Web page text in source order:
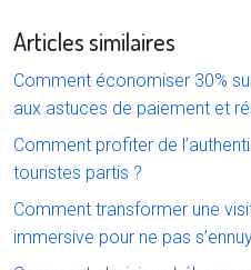
Articles similaires
Comment économiser 30%
aux astuces de paiement et
Comment profiter de
touristes partis ?
Comment transformer une
immersive pour ne pas